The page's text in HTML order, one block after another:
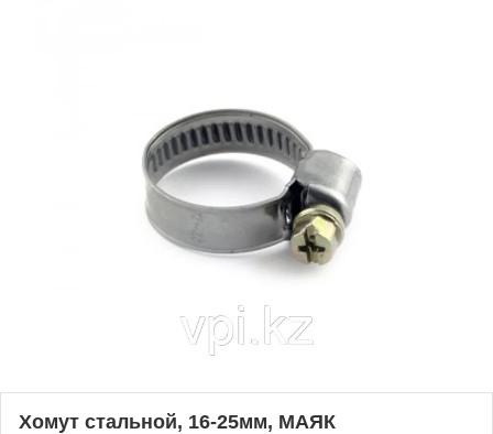
Хомут стальной, 16-25мм, МАЯК